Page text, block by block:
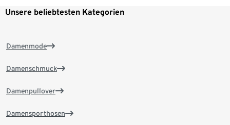
Unsere beliebtesten Kategorien
Damenmode
Damenschmuck
Damenpullover
Damensporthosen